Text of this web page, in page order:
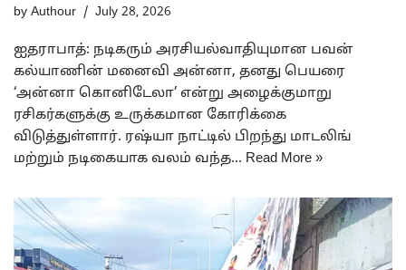
by Authour July 28, 2026
ஐதராபாத்: நடிகரும் அரசியல்வாதியுமான பவன்
கல்யாணின் மனைவி அன்னா, தனது பெயரை
‘அன்னா கொனிடேலா’ என்று அழைக்குமாறு
ரசிகர்களுக்கு உருக்கமான கோரிக்கை
விடுத்துள்ளார். ரஷ்யா நாட்டில் பிறந்து மாடலிங்
மற்றும் நடிகையாக வலம் வந்த… Read More »